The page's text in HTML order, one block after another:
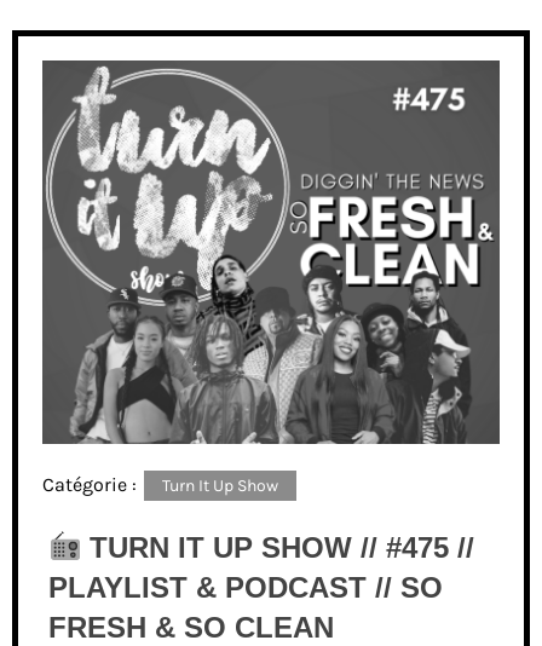
Catégorie : Turn It Up Show
TURN IT UP SHOW // #475 //
PLAYLIST & PODCAST // SO
FRESH & SO CLEAN